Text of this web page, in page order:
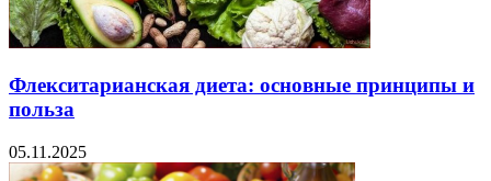
Флекситарианская диета: основные принципы и
польза
05.11.2025